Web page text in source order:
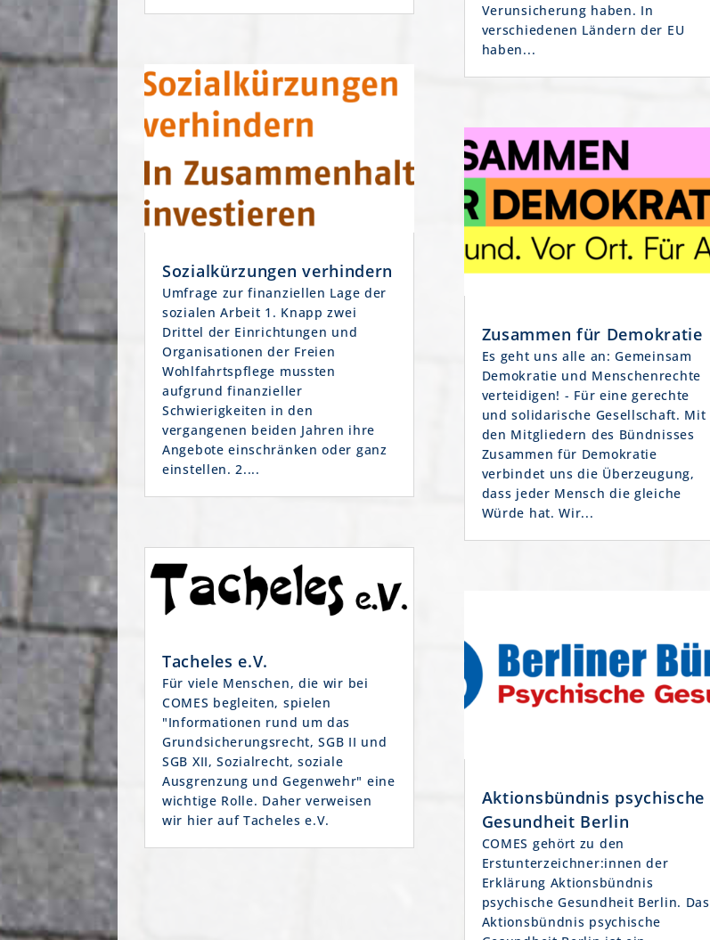
Sozialkürzungen verhindern
Umfrage zur finanziellen Lage der
sozialen Arbeit 1. Knapp zwei
Drittel der Einrichtungen und
Organisationen der Freien
Wohlfahrtspflege mussten
aufgrund finanzieller
Schwierigkeiten in den
vergangenen beiden Jahren ihre
Angebote einschränken oder ganz
einstellen. 2....
Tacheles e.V.
Für viele Menschen, die wir bei
COMES begleiten, spielen
"Informationen rund um das
Grundsicherungsrecht, SGB II und
SGB XII, Sozialrecht, soziale
Ausgrenzung und Gegenwehr" eine
wichtige Rolle. Daher verweisen
wir hier auf Tacheles e.V.
Verunsicherung haben. In
verschiedenen Ländern der EU
haben...
Zusammen für Demokratie
Es geht uns alle an: Gemeinsam
Demokratie und Menschenrechte
verteidigen! - Für eine gerechte
und solidarische Gesellschaft. Mit
den Mitgliedern des Bündnisses
Zusammen für Demokratie
verbindet uns die Überzeugung,
dass jeder Mensch die gleiche
Würde hat. Wir...
Aktionsbündnis psychische
Gesundheit Berlin
COMES gehört zu den
Erstunterzeichner:innen der
Erklärung Aktionsbündnis
psychische Gesundheit Berlin. Das
Aktionsbündnis psychische